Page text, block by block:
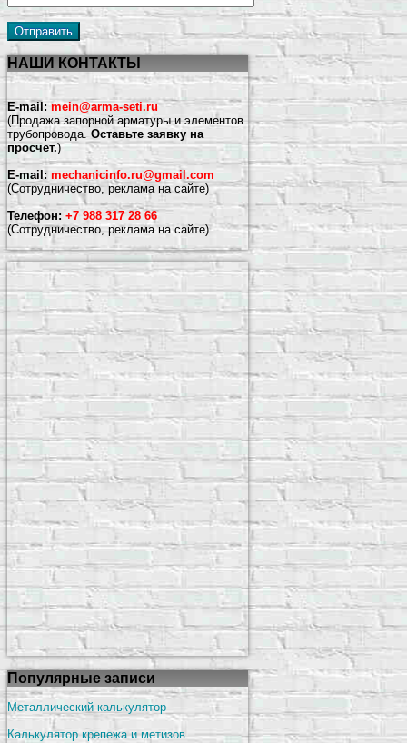
НАШИ КОНТАКТЫ
E-mail: mein@arma-seti.ru
(Продажа запорной арматуры и элементов
трубопровода. Оставьте заявку на
просчет.)
E-mail: mechanicinfo.ru@gmail.com
(Сотрудничество, реклама на сайте)
Телефон: +7 988 317 28 66
(Сотрудничество, реклама на сайте)
Популярные записи
Металлический калькулятор
Калькулятор крепежа и метизов